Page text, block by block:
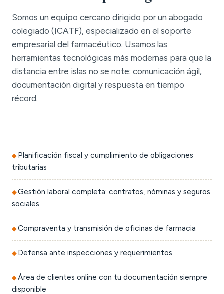
Somos un equipo cercano dirigido por un abogado
colegiado (ICATF), especializado en el soporte
empresarial del farmacéutico. Usamos las
herramientas tecnológicas más modernas para que la
distancia entre islas no se note: comunicación ágil,
documentación digital y respuesta en tiempo
récord.
Planificación fiscal y cumplimiento de obligaciones
tributarias
Gestión laboral completa: contratos, nóminas y seguros
sociales
Compraventa y transmisión de oficinas de farmacia
Defensa ante inspecciones y requerimientos
Área de clientes online con tu documentación siempre
disponible